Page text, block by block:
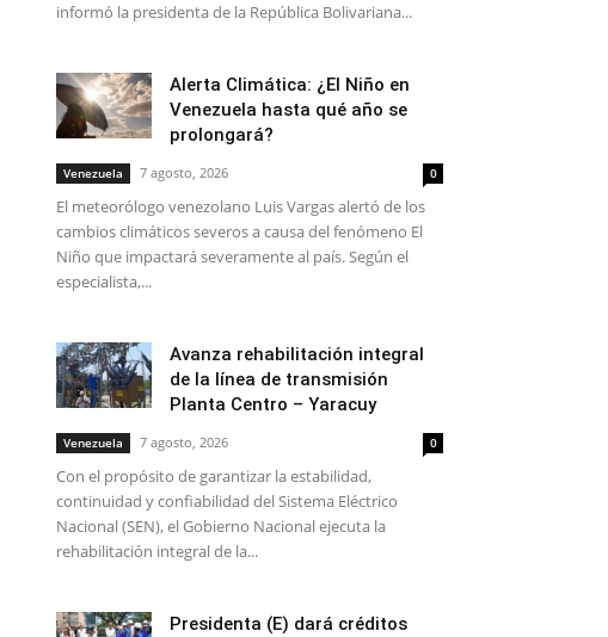
informó la presidenta de la República Bolivariana...
Alerta Climática: ¿El Niño en
Venezuela hasta qué año se
prolongará?
Venezuela 7 agosto, 2026 0
El meteorólogo venezolano Luis Vargas alertó de los
cambios climáticos severos a causa del fenómeno El
Niño que impactará severamente al país. Según el
especialista,...
Avanza rehabilitación integral
de la línea de transmisión
Planta Centro – Yaracuy
Venezuela 7 agosto, 2026 0
Con el propósito de garantizar la estabilidad,
continuidad y confiabilidad del Sistema Eléctrico
Nacional (SEN), el Gobierno Nacional ejecuta la
rehabilitación integral de la...
Presidenta (E) dará créditos